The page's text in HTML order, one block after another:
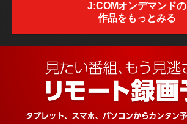
J:COMオンデマンドの
作品をもっとみる